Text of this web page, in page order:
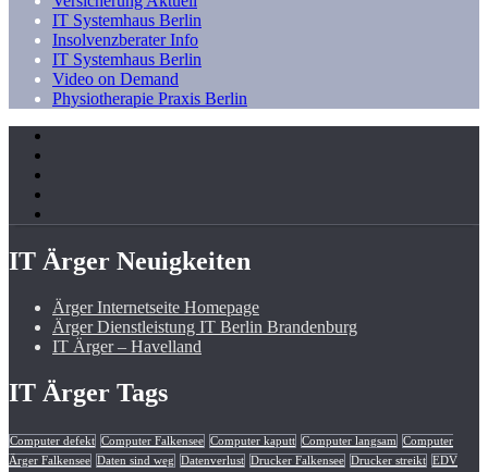
IT Systemhaus Berlin
Insolvenzberater Info
IT Systemhaus Berlin
Video on Demand
Physiotherapie Praxis Berlin
IT Ärger Neuigkeiten
Ärger Internetseite Homepage
Ärger Dienstleistung IT Berlin Brandenburg
IT Ärger – Havelland
IT Ärger Tags
Computer defekt Computer Falkensee Computer kaputt Computer langsam
Computer
Ärger Falkensee Daten sind weg Datenverlust Drucker Falkensee Drucker streikt EDV